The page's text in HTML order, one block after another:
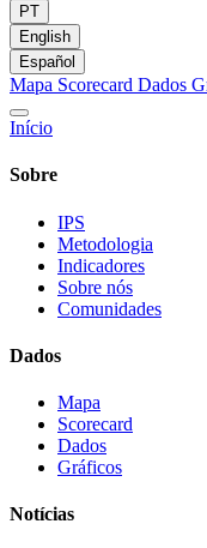
PT
English
Español
Mapa Scorecard Dados
Início
Sobre
IPS
Metodologia
Indicadores
Sobre nós
Comunidades
Dados
Mapa
Scorecard
Dados
Gráficos
Notícias